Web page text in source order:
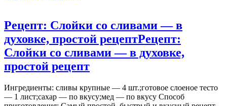
Рецепт: Слойки со сливами — в
духовке, простой рецептРецепт:
Слойки со сливами — в духовке,
простой рецепт
Ингредиенты: сливы крупные — 4 шт.;готовое слоеное тесто
— 1 лист;сахар — по вкусу;мед — по вкусу Способ